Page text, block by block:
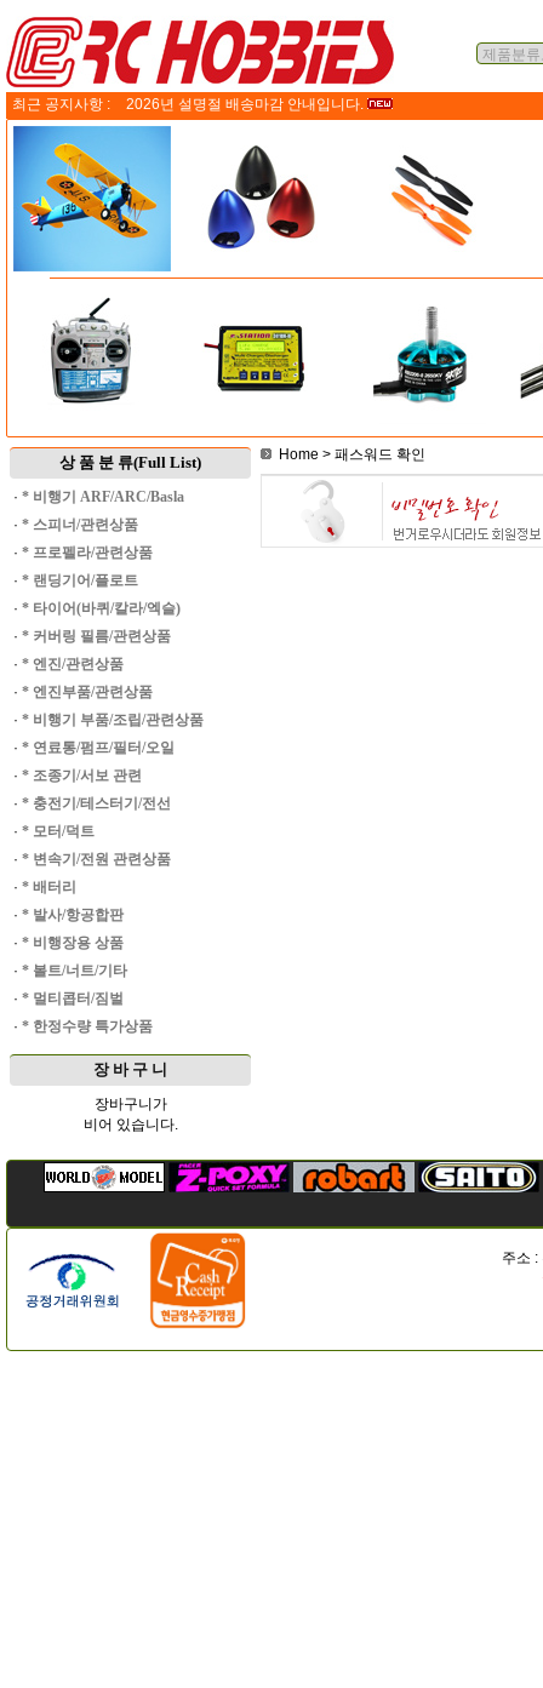
최근 공지사항 : 2026년 설명절 배송마감 안내입니다.
상 품 분 류(Full List)
· * 비행기 ARF/ARC/Basla
· * 스피너/관련상품
· * 프로펠라/관련상품
· * 랜딩기어/플로트
· * 타이어(바퀴/칼라/엑슬)
· * 커버링 필름/관련상품
· * 엔진/관련상품
· * 엔진부품/관련상품
· * 비행기 부품/조립/관련상품
· * 연료통/펌프/필터/오일
· * 조종기/서보 관련
· * 충전기/테스터기/전선
· * 모터/덕트
· * 변속기/전원 관련상품
· * 배터리
· * 발사/항공합판
· * 비행장용 상품
· * 볼트/너트/기타
· * 멀티콥터/짐벌
· * 한정수량 특가상품
장 바 구 니
장바구니가
비어 있습니다.
Home > 패스워드 확인
주소